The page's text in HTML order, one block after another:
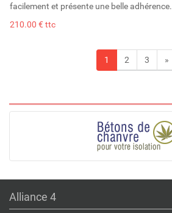
facilement et présente une belle adhérence.
210.00 € ttc
1 2 3 »
Alliance 4